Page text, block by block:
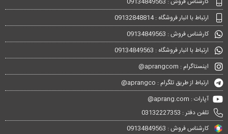
ارتباط با انبار فروشگاه : 09132848814
کارشناس فروش : 09134849563
ارتباط با انبار فروشگاه : 09134849563
اینستاگرام : aprangcom@
ارتباط از طریق تلگرام : aprangco@
آپارات : aprang.com@
تلفن دفتر : 03132227353
کارشناس فروش : 09134849563